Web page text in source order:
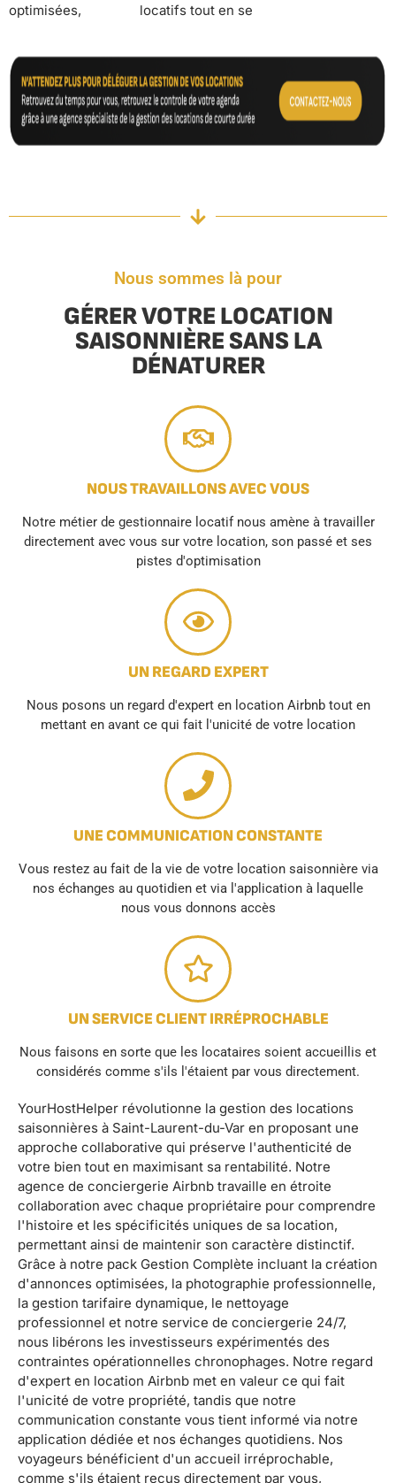
optimisées,
locatifs tout en se
Nous sommes là pour
GÉRER VOTRE LOCATION
SAISONNIÈRE SANS LA
DÉNATURER
NOUS TRAVAILLONS AVEC VOUS
Notre métier de gestionnaire locatif nous amène à travailler
directement avec vous sur votre location, son passé et ses
pistes d'optimisation
UN REGARD EXPERT
Nous posons un regard d'expert en location Airbnb tout en
mettant en avant ce qui fait l'unicité de votre location
UNE COMMUNICATION CONSTANTE
Vous restez au fait de la vie de votre location saisonnière via
nos échanges au quotidien et via l'application à laquelle
nous vous donnons accès
UN SERVICE CLIENT IRRÉPROCHABLE
Nous faisons en sorte que les locataires soient accueillis et
considérés comme s'ils l'étaient par vous directement.
YourHostHelper révolutionne la gestion des locations
saisonnières à Saint-Laurent-du-Var en proposant une
approche collaborative qui préserve l'authenticité de
votre bien tout en maximisant sa rentabilité. Notre
agence de conciergerie Airbnb travaille en étroite
collaboration avec chaque propriétaire pour comprendre
l'histoire et les spécificités uniques de sa location,
permettant ainsi de maintenir son caractère distinctif.
Grâce à notre pack Gestion Complète incluant la création
d'annonces optimisées, la photographie professionnelle,
la gestion tarifaire dynamique, le nettoyage
professionnel et notre service de conciergerie 24/7,
nous libérons les investisseurs expérimentés des
contraintes opérationnelles chronophages. Notre regard
d'expert en location Airbnb met en valeur ce qui fait
l'unicité de votre propriété, tandis que notre
communication constante vous tient informé via notre
application dédiée et nos échanges quotidiens. Nos
voyageurs bénéficient d'un accueil irréprochable,
comme s'ils étaient reçus directement par vous,